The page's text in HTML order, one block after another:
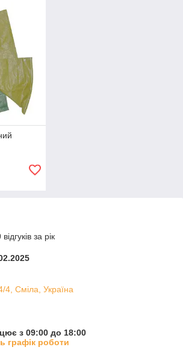
за рік
4, Сміла, Україна
з 09:00 до 18:00
графік роботи